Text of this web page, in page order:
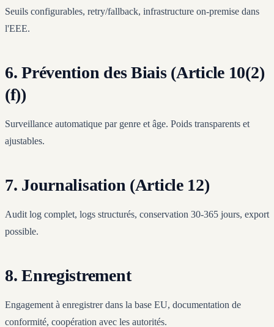
Seuils configurables, retry/fallback, infrastructure on-premise dans
l'EEE.
6. Prévention des Biais (Article 10(2)
(f))
Surveillance automatique par genre et âge. Poids transparents et
ajustables.
7. Journalisation (Article 12)
Audit log complet, logs structurés, conservation 30-365 jours, export
possible.
8. Enregistrement
Engagement à enregistrer dans la base EU, documentation de
conformité, coopération avec les autorités.